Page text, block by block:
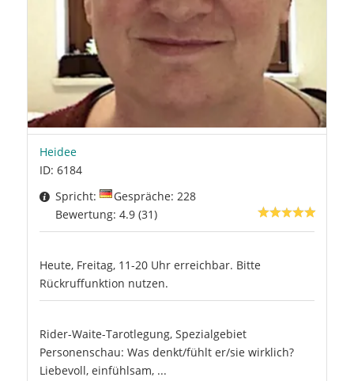
Heidee
ID: 6184
Spricht:
Gespräche: 228
Bewertung: 4.9 (31)
Heute, Freitag, 11-20 Uhr erreichbar. Bitte
Rückruffunktion nutzen.
Rider-Waite-Tarotlegung, Spezialgebiet
Personenschau: Was denkt/fühlt er/sie wirklich?
Liebevoll, einfühlsam, ...